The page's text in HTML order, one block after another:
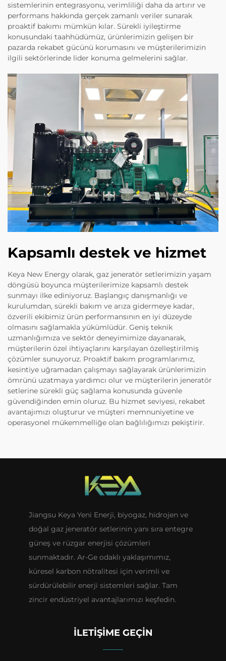
sistemlerinin entegrasyonu, verimliliği daha da artırır ve
performans hakkında gerçek zamanlı veriler sunarak
proaktif bakımı mümkün kılar. Sürekli iyileştirme
konusundaki taahhüdümüz, ürünlerimizin gelişen bir
pazarda rekabet gücünü korumasını ve müşterilerimizin
ilgili sektörlerinde lider konuma gelmelerini sağlar.
Kapsamlı destek ve hizmet
Keya New Energy olarak, gaz jeneratör setlerimizin yaşam
döngüsü boyunca müşterilerimize kapsamlı destek
sunmayı ilke ediniyoruz. Başlangıç danışmanlığı ve
kurulumdan, sürekli bakım ve arıza gidermeye kadar,
özverili ekibimiz ürün performansının en iyi düzeyde
olmasını sağlamakla yükümlüdür. Geniş teknik
uzmanlığımıza ve sektör deneyimimize dayanarak,
müşterilerin özel ihtiyaçlarını karşılayan özelleştirilmiş
çözümler sunuyoruz. Proaktif bakım programlarımız,
kesintiye uğramadan çalışmayı sağlayarak ürünlerimizin
ömrünü uzatmaya yardımcı olur ve müşterilerin jeneratör
setlerine sürekli güç sağlama konusunda güvenle
güvendiğinden emin oluruz. Bu hizmet seviyesi, rekabet
avantajımızı oluşturur ve müşteri memnuniyetine ve
operasyonel mükemmelliğe olan bağlılığımızı pekiştirir.
Jiangsu Keya Yeni Enerji, biyogaz, hidrojen ve
doğal gaz jeneratör setlerinin yanı sıra entegre
güneş ve rüzgar enerjisi çözümleri
sunmaktadır. Ar-Ge odaklı yaklaşımımız,
küresel karbon nötralitesi için verimli ve
sürdürülebilir enerji sistemleri sağlar. Tam
zincir endüstriyel avantajlarımızı keşfedin.
İLETIŞIME GEÇIN